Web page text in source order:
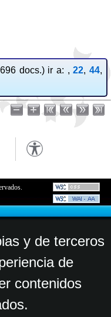
docs.) ir a: ,22,44,
y de terceros
de
contenidos